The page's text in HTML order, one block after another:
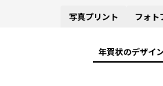
写真プリント フォト
年賀状のデザイ